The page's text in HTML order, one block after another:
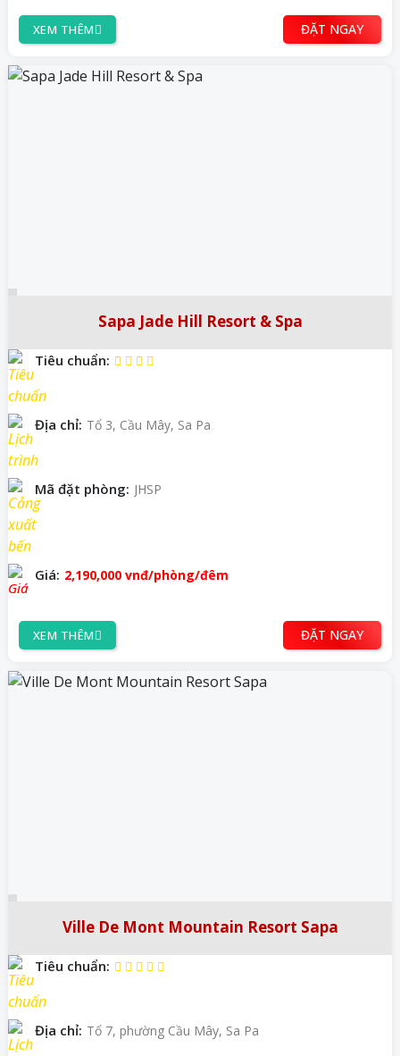
XEM THÊM ĐẶT NGAY
Sapa Jade Hill Resort & Spa
Tiêu chuẩn:
Địa chỉ: Tổ 3, Cầu Mây, Sa Pa
Mã đặt phòng: JHSP
Giá: 2,190,000 vnđ/phòng/đêm
XEM THÊM ĐẶT NGAY
Ville De Mont Mountain Resort Sapa
Tiêu chuẩn:
Địa chỉ: Tổ 7, phường Cầu Mây, Sa Pa